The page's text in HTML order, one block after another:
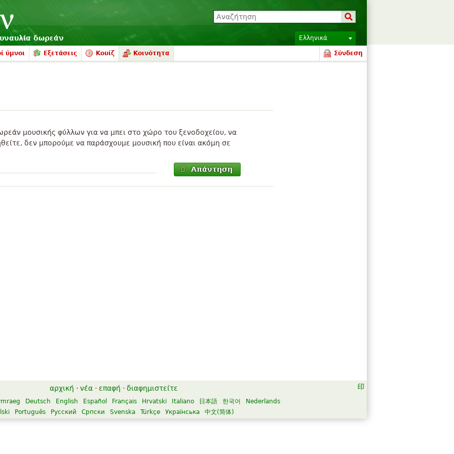
δωρεάν Ελληνικά
ύμνοι Εξετάσεις Κουίζ Κοινότητα Σύνδεση
μουσικής φύλλων για να μπει στο χώρο του ξενοδοχείου, να
δεν μπορούμε να παράσχουμε μουσική που είναι ακόμη σε
Απάντηση
αρχική · νέα · επαφή · διαφημιστείτε
Deutsch English Español Français Hrvatski Italiano 日本語 한국어
Nederlands
Português Русский Српски Svenska Türkçe Українська 中文(简体)